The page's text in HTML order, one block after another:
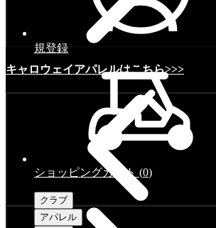
キャロウェイアパレルはこちら>>>
規登録
ショッピングカート (0)
クラブ
アパレル